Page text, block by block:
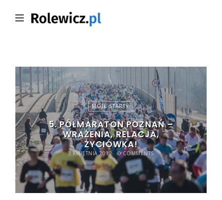
MOJE STARTY
5. PÓŁMARATON POZNAŃ –
WRAŻENIA, RELACJA,
ŻYCIÓWKA!
3 KWIETNIA 2012 0 COMMENTS